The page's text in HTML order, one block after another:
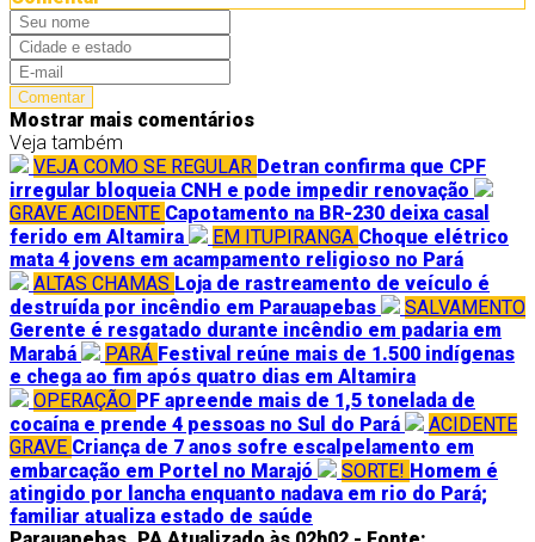
Comentar
Mostrar mais comentários
Veja também
VEJA COMO SE REGULAR Detran confirma que CPF
irregular bloqueia CNH e pode impedir renovação
GRAVE ACIDENTE Capotamento na BR-230 deixa casal
ferido em Altamira
EM ITUPIRANGA Choque elétrico
mata 4 jovens em acampamento religioso no Pará
ALTAS CHAMAS Loja de rastreamento de veículo é
destruída por incêndio em Parauapebas
SALVAMENTO
Gerente é resgatado durante incêndio em padaria em
Marabá
PARÁ Festival reúne mais de 1.500 indígenas
e chega ao fim após quatro dias em Altamira
OPERAÇÃO PF apreende mais de 1,5 tonelada de
cocaína e prende 4 pessoas no Sul do Pará
ACIDENTE
GRAVE Criança de 7 anos sofre escalpelamento em
embarcação em Portel no Marajó
SORTE! Homem é
atingido por lancha enquanto nadava em rio do Pará;
familiar atualiza estado de saúde